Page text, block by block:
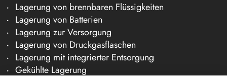
Lagerung von brennbaren Flüssigkeiten
Lagerung von Batterien
Lagerung zur Versorgung
Lagerung von Druckgasflaschen
Lagerung mit integrierter Entsorgung
Gekühlte Lagerung